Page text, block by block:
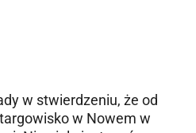
w stwierdzeniu, że od
w Nowem w